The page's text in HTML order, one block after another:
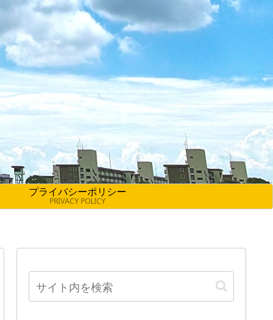
プライバシーポリシー
PRIVACY POLICY